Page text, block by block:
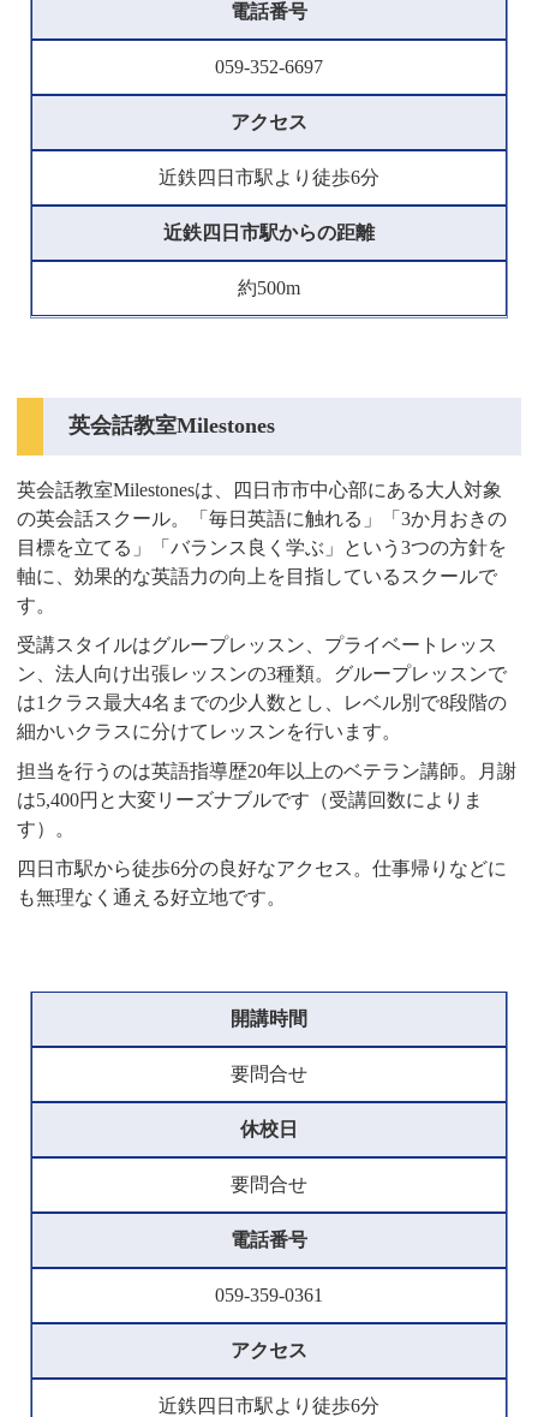
電話番号
059-352-6697
アクセス
近鉄四日市駅より徒歩6分
近鉄四日市駅からの距離
約500m
英会話教室Milestones
英会話教室Milestonesは、四日市市中心部にある大人対象
の英会話スクール。「毎日英語に触れる」「3か月おきの
目標を立てる」「バランス良く学ぶ」という3つの方針を
軸に、効果的な英語力の向上を目指しているスクールで
す。
受講スタイルはグループレッスン、プライベートレッス
ン、法人向け出張レッスンの3種類。グループレッスンで
は1クラス最大4名までの少人数とし、レベル別で8段階の
細かいクラスに分けてレッスンを行います。
担当を行うのは英語指導歴20年以上のベテラン講師。月謝
は5,400円と大変リーズナブルです（受講回数によりま
す）。
四日市駅から徒歩6分の良好なアクセス。仕事帰りなどに
も無理なく通える好立地です。
開講時間
要問合せ
休校日
要問合せ
電話番号
059-359-0361
アクセス
近鉄四日市駅より徒歩6分